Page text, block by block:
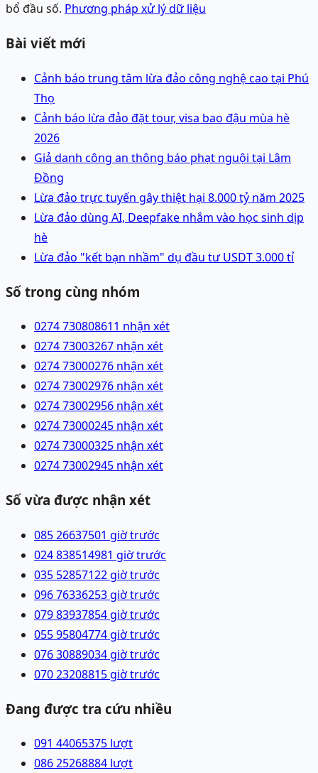
bổ đầu số. Phương pháp xử lý dữ liệu
Bài viết mới
Cảnh báo trung tâm lừa đảo công nghệ cao tại Phú
Thọ
Cảnh báo lừa đảo đặt tour, visa bao đậu mùa hè
2026
Giả danh công an thông báo phạt nguội tại Lâm
Đồng
Lừa đảo trực tuyến gây thiệt hại 8.000 tỷ năm 2025
Lừa đảo dùng AI, Deepfake nhắm vào học sinh dịp
hè
Lừa đảo "kết bạn nhầm" dụ đầu tư USDT 3.000 tỉ
Số trong cùng nhóm
0274 730808611 nhận xét
0274 73003267 nhận xét
0274 73000276 nhận xét
0274 73002976 nhận xét
0274 73002956 nhận xét
0274 73000245 nhận xét
0274 73000325 nhận xét
0274 73002945 nhận xét
Số vừa được nhận xét
085 26637501 giờ trước
024 838514981 giờ trước
035 52857122 giờ trước
096 76336253 giờ trước
079 83937854 giờ trước
055 95804774 giờ trước
076 30889034 giờ trước
070 23208815 giờ trước
Đang được tra cứu nhiều
091 44065375 lượt
086 25268884 lượt